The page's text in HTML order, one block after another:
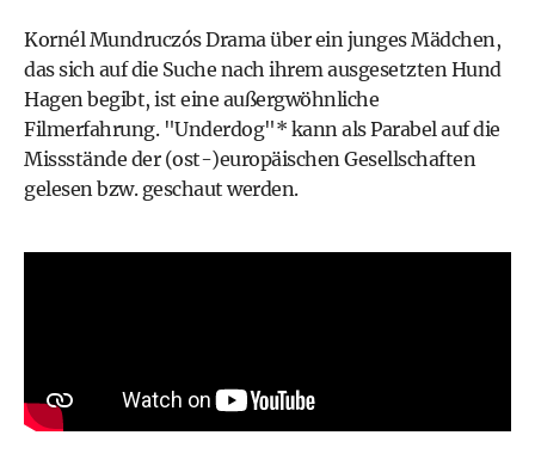
Kornél Mundruczós Drama über ein junges Mädchen,
das sich auf die Suche nach ihrem ausgesetzten Hund
Hagen begibt, ist eine außergwöhnliche
Filmerfahrung. "Underdog"* kann als Parabel auf die
Missstände der (ost-)europäischen Gesellschaften
gelesen bzw. geschaut werden.